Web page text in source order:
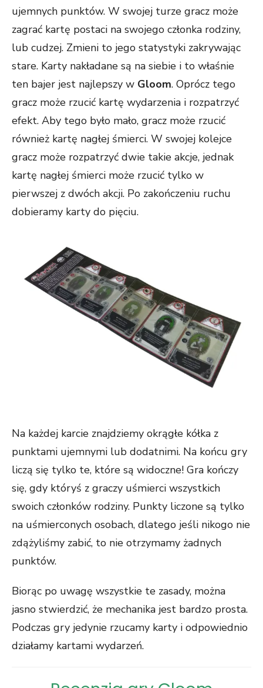
ujemnych punktów. W swojej turze gracz może
zagrać kartę postaci na swojego członka rodziny,
lub cudzej. Zmieni to jego statystyki zakrywając
stare. Karty nakładane są na siebie i to właśnie
ten bajer jest najlepszy w Gloom. Oprócz tego
gracz może rzucić kartę wydarzenia i rozpatrzyć
efekt. Aby tego było mało, gracz może rzucić
również kartę nagłej śmierci. W swojej kolejce
gracz może rozpatrzyć dwie takie akcje, jednak
kartę nagłej śmierci może rzucić tylko w
pierwszej z dwóch akcji. Po zakończeniu ruchu
dobieramy karty do pięciu.
Na każdej karcie znajdziemy okrągłe kółka z
punktami ujemnymi lub dodatnimi. Na końcu gry
liczą się tylko te, które są widoczne! Gra kończy
się, gdy któryś z graczy uśmierci wszystkich
swoich członków rodziny. Punkty liczone są tylko
na uśmierconych osobach, dlatego jeśli nikogo nie
zdążyliśmy zabić, to nie otrzymamy żadnych
punktów.
Biorąc po uwagę wszystkie te zasady, można
jasno stwierdzić, że mechanika jest bardzo prosta.
Podczas gry jedynie rzucamy karty i odpowiednio
działamy kartami wydarzeń.